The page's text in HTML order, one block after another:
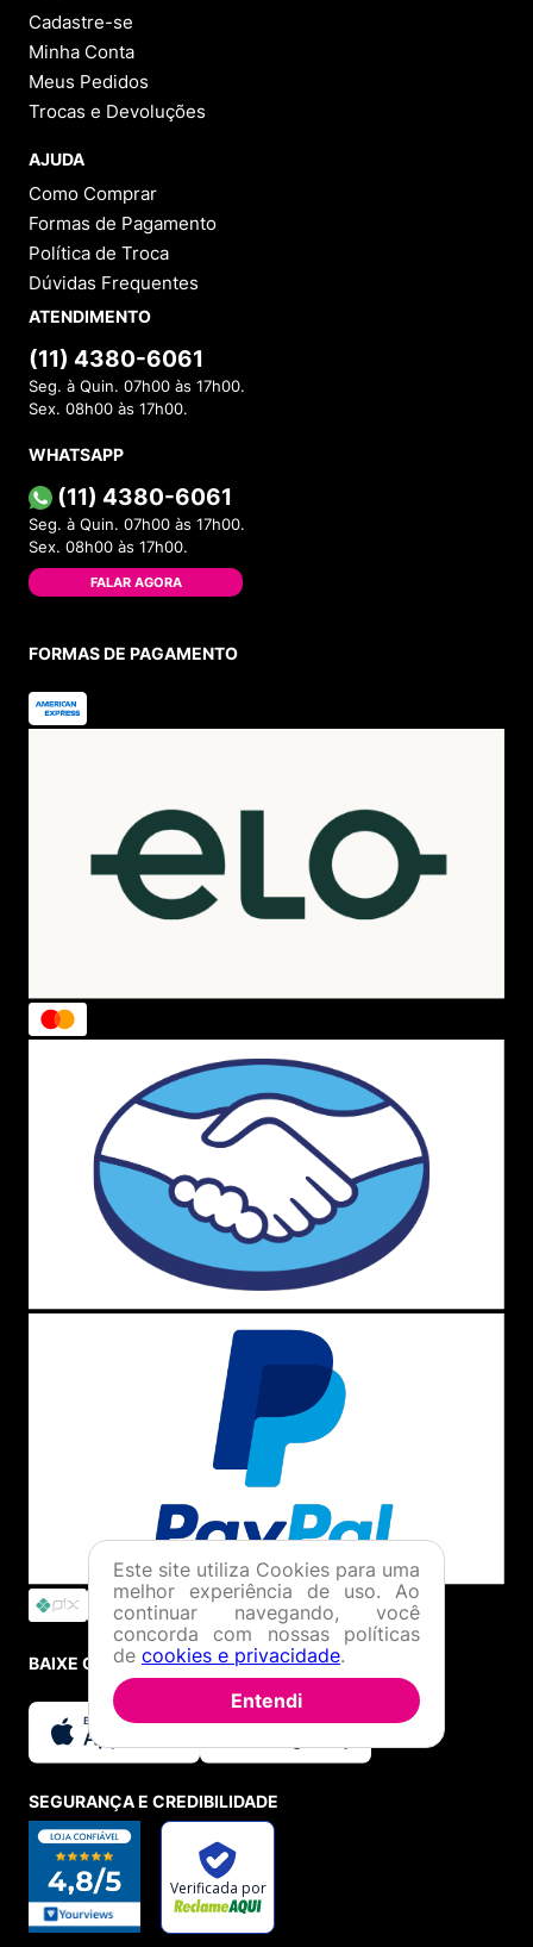
Cadastre-se
Minha Conta
Meus Pedidos
Trocas e Devoluções
AJUDA
Como Comprar
Formas de Pagamento
Política de Troca
Dúvidas Frequentes
ATENDIMENTO
(11) 4380-6061
Seg. à Quin. 07h00 às 17h00.
Sex. 08h00 às 17h00.
WHATSAPP
(11) 4380-6061
Seg. à Quin. 07h00 às 17h00.
Sex. 08h00 às 17h00.
FALAR AGORA
FORMAS DE PAGAMENTO
BAIXE O APP
SEGURANÇA E CREDIBILIDADE
Este site utiliza Cookies para uma
melhor experiência de uso. Ao
continuar navegando, você
concorda com nossas políticas
de cookies e privacidade.
Entendi